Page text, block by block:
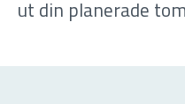
ut din planerade